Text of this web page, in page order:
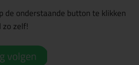
de onderstaande button te klikken
zelf!